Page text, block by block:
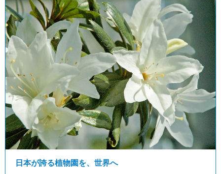
日本が誇る植物園を、世界へ